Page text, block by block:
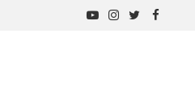
Facebook
Twitter
Instagram
YouTube